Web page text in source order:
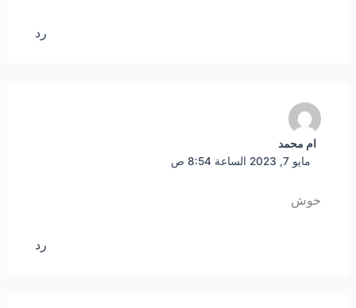
رد
ام محمد
مايو 7, 2023 الساعة 8:54 ص
خوش
رد